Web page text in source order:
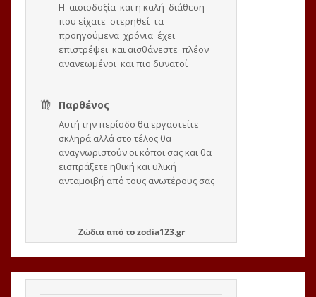
Ζώδιααπό τοzodia123.gr